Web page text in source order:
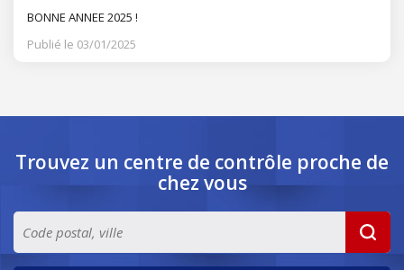
BONNE ANNEE 2025 !
Publié le 03/01/2025
Trouvez un centre de contrôle proche de
chez vous